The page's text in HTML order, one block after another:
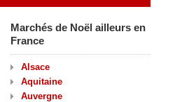
Marchés de Noël ailleurs en
France
Alsace
Aquitaine
Auvergne